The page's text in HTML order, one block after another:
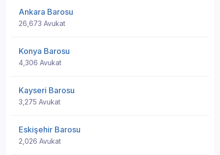
Ankara Barosu
26,673 Avukat
Konya Barosu
4,306 Avukat
Kayseri Barosu
3,275 Avukat
Eskişehir Barosu
2,026 Avukat